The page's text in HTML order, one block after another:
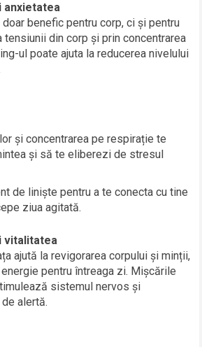
anxietatea
benefic pentru corp, ci și pentru
tensiunii din corp și prin concentrarea
ul poate ajuta la reducerea nivelului
și concentrarea pe respirație te
și să te eliberezi de stresul
de liniște pentru a te conecta cu tine
ziua agitată.
vitalitatea
ajută la revigorarea corpului și minții,
pentru întreaga zi. Mișcările
sistemul nervos și
alertă.